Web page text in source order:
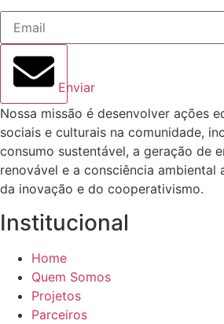
Enviar
Nossa missão é desenvolver ações
sociais e culturais na comunidade,
consumo sustentável, a geração de
renovável e a consciência ambiental
da inovação e do cooperativismo.
Institucional
Home
Quem Somos
Projetos
Parceiros